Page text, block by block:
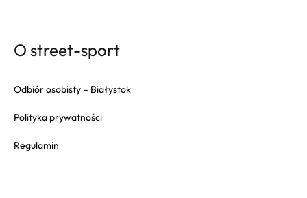
O street-sport
Odbiór osobisty – Białystok
Polityka prywatności
Regulamin